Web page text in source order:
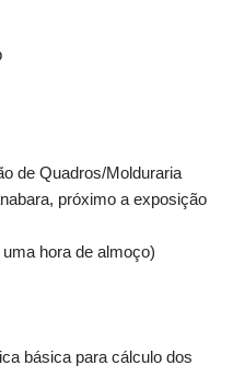
de Quadros/Molduraria
próximo a exposição
hora de almoço)
básica para cálculo dos